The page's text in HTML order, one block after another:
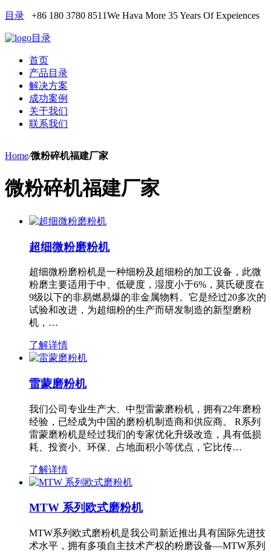
目录 +86 180 3780 8511We Hava More 35 Years Of Expeiences
目录
首页
产品目录
解决方案
成功案例
关于我们
联系我们
Home/微粉碎机福建厂家
微粉碎机福建厂家
超细微粉磨粉机
超细微粉磨粉机是一种细粉及超细粉的加工设备，此微
粉磨主要适用于中、低硬度，湿度小于6%，莫氏硬度在
9级以下的非易燃易爆的非金属物料。它是经过20多次的
试验和改进，为超细粉的生产而研发制造的新型磨粉
机，…
了解详情
雷蒙磨粉机
我们公司专业生产大、中型雷蒙磨粉机，拥有22年磨粉
经验，已经成为中国的磨粉机制造商和供应商。 R系列
雷蒙磨粉机是经过我们的专家优化升级改造，具有低损
耗、投资小、环保、占地面积小等优点，它比传…
了解详情
MTW 系列欧式磨粉机
MTW系列欧式磨粉机是我公司新近推出具有国际先进技
术水平，拥有多项自主技术产权的粉磨设备—MTW系列